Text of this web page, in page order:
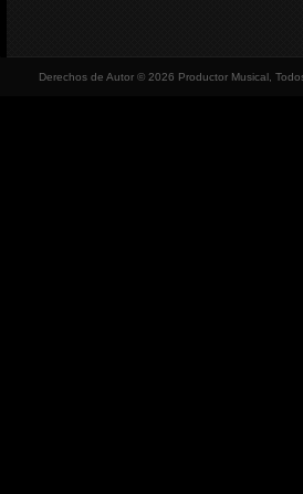
Derechos de Autor © 2026 Productor Musical,